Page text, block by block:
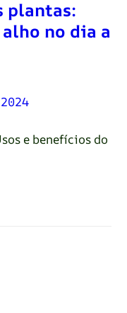
plantas:
no dia a
e benefícios do